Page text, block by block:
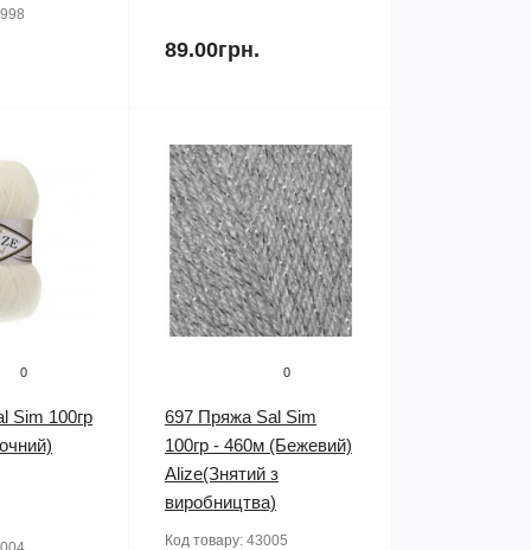
89.00грн.
0
Sim 100гр
0
697 Пряжа Sal Sim
100гр - 460м (Бежевий)
Alize(Знятий з
виробництва)
Код товару: 43005